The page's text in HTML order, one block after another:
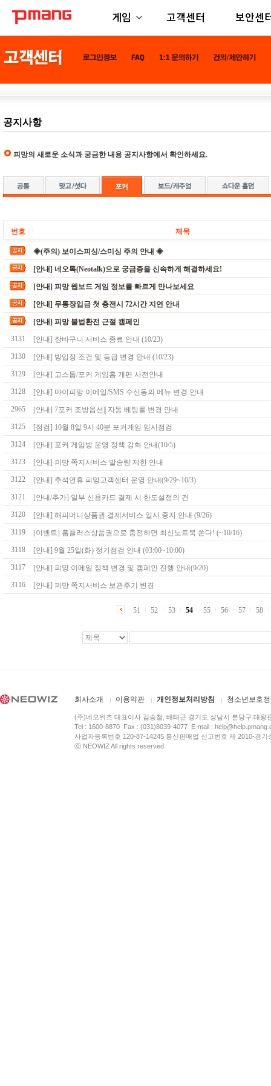
게임 고객센터 보안센
공지사항
피망의 새로운 소식과 궁금한 내용 공지사항에서 확인하세요.
번호 제목
◈(주의) 보이스피싱/스미싱 주의 안내 ◈
[안내] 네오톡(Neotalk)으로 궁금증을 신속하게 해결하세요!
[안내] 피망 웹보드 게임 정보를 빠르게 만나보세요
[안내] 무통장입금 첫 충전시 72시간 지연 안내
[안내] 피망 불법환전 근절 캠페인
3131
[안내] 장바구니 서비스 종료 안내 (10/23)
3130
[안내] 방입장 조건 및 등급 변경 안내 (10/23)
3129
[안내] 고스톱/포커 게임홈 개편 사전안내
3128
[안내] 마이피망 이메일/SMS 수신동의 메뉴 변경 안내
2965
[안내] 7포커 조방옵션|| 자동 베팅룰 변경 안내
3125
[점검] 10월 8일 9시 40분 포커게임 임시점검
3124
[안내] 포커 게임방 운영 정책 강화 안내(10/5)
3123
[안내] 피망 쪽지서비스 발송량 제한 안내
3122
[안내] 추석연휴 피망고객센터 운영 안내(9/29~10/3)
3121
[안내/추가] 일부 신용카드 결제 시 한도설정의 건
3120
[안내] 해피머니상품권 결제서비스 일시 중지 안내 (9/26)
3119
[이벤트] 홈플러스상품권으로 충전하면 최신노트북 쏜다! (~10/16)
3118
[안내] 9월 25일(화) 정기점검 안내 (03:00~10:00)
3117
[안내] 피망 이메일 정책 변경 및 캠페인 진행 안내(9/20)
3116
[안내] 피망 쪽지서비스 보관주기 변경
51 52 53 54 55 56 57 58
회사소개 이용약관 개인정보처리방침 청소년보호
(주)네오위즈 대표이사 김승철, 배태근 경기도 성남시 분당구 대왕
Tel : 1600-8870 Fax : (031)8039-4077 E-mail :
사업자등록번호 120-87-14245 통신판매업 신고번호 제 2010-경
ⓒ NEOWIZ All rights reserved.